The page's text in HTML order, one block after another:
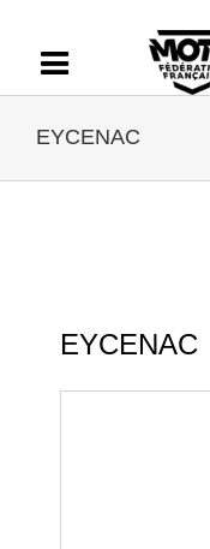
contenu
EYCENAC
EYCENAC